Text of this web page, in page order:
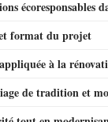
écoresponsables
format du projet
à la
de tradition et